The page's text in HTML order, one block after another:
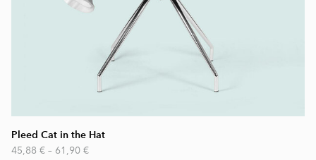
Pleed Cat in the Hat
45,88 € – 61,90 €